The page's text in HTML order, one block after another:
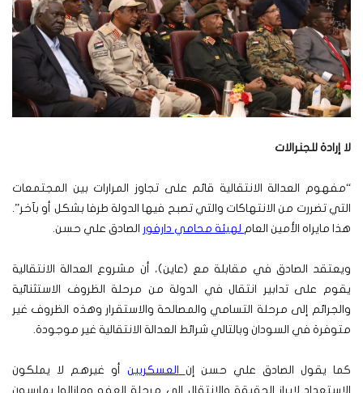
لا إرادة للجنرالات
“مفهوم العدالة الانتقالية قائم على تجاوز المرارات بين المجتمعات
التي تضررت من الانتهاكات والتي تصبح فيها الدولة طرفا بشكل أو بآخر”.
هذا مايراه الأمين العام لهيئة محامي دارفور الصادق علي حسن.
ويعتقد الصادق في مقابلة مع (عاين)، أن مشروع العدالة الانتقالية
يقوم على تدابير انتقال في الدولة من مرحلة الظروف الاستثنائية
والجرائم إلى مرحلة التسامي والمصالحة والاستقرار وهذه الظروف غير
متوفرة في السودان وبالتالي شرائط العدالة الانتقالية غير موجودة.
كما يقول الصادق علي حسن إن العسكريين أو غيرهم لا يملكون
الإستعداد لإبراز الحقيقة والانتقال إلى مرحلة العفو ومازالوا يمارسون